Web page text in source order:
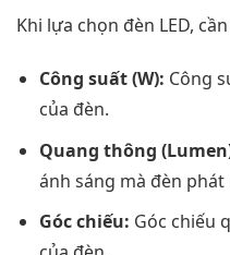
Khi lựa chọn đèn LED,
Công suất (W): Công
của đèn.
Quang thông
ánh sáng mà đèn phát
Góc chiếu: Góc chiếu